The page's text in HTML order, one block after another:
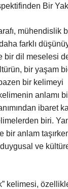
Bir
mühendislik
farklı
bir dil meselesi
bir yaşam
bir kelimeyi
anlamı
ibaret
biri.
bir anlam
ve
kelimesi,